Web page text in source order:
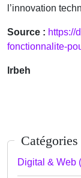
l’innovation
Source : https://
fonctionnalite-
lrbeh
Catégories
Digital & Web